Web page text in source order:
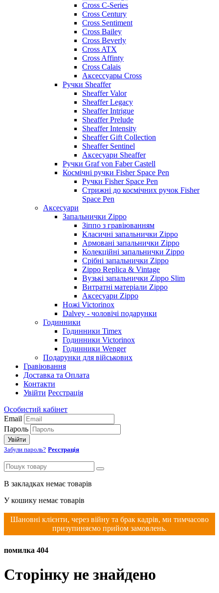
Cross C-Series
Cross Сentury
Cross Sentiment
Cross Bailey
Cross Beverly
Cross ATX
Cross Affinty
Cross Calais
Аксессуары Cross
Ручки Sheaffer
Sheaffer Valor
Sheaffer Legacy
Sheaffer Intrigue
Sheaffer Prelude
Sheaffer Intensity
Sheaffer Gift Collection
Sheaffer Sentinel
Аксесуари Sheaffer
Ручки Graf von Faber Castell
Космічні ручки Fisher Space Pen
Ручки Fisher Space Pen
Стрижні до космічних ручок Fisher
Space Pen
Аксесуари
Запальнички Zippo
Зіппо з гравіюванням
Класичні запальнички Zippo
Армовані запальнички Zippo
Колекційні запальнички Zippo
Срібні запальнички Zippo
Zippo Replica & Vintage
Вузькі запальнички Zippo Slim
Витратні матеріали Zippo
Аксесуари Zippo
Ножі Victorinox
Dalvey - чоловічі подарунки
Годинники
Годинники Timex
Годинники Victorinox
Годинники Wenger
Подарунки для військових
Гравіювання
Доставка та Оплата
Контакти
Увійти Реєстрація
Особистий кабінет
Email
Пароль
Увійти
Забули пароль? Реєстрація
В закладках немає товарів
У кошику немає товарів
Шановні клієнти, через війну та брак кадрів, ми тимчасово
призупиняємо прийом замовлень.
помилка 404
Сторінку не знайдено